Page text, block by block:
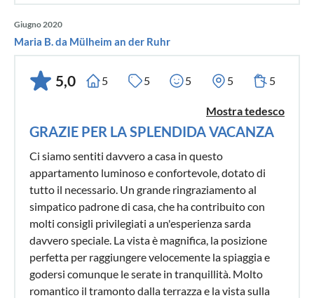
Giugno 2020
Maria B. da Mülheim an der Ruhr
5,0 5 5 5 5 5
Mostra tedesco
GRAZIE PER LA SPLENDIDA VACANZA
Ci siamo sentiti davvero a casa in questo
appartamento luminoso e confortevole, dotato di
tutto il necessario. Un grande ringraziamento al
simpatico padrone di casa, che ha contribuito con
molti consigli privilegiati a un'esperienza sarda
davvero speciale. La vista è magnifica, la posizione
perfetta per raggiungere velocemente la spiaggia e
godersi comunque le serate in tranquillità. Molto
romantico il tramonto dalla terrazza e la vista sulla